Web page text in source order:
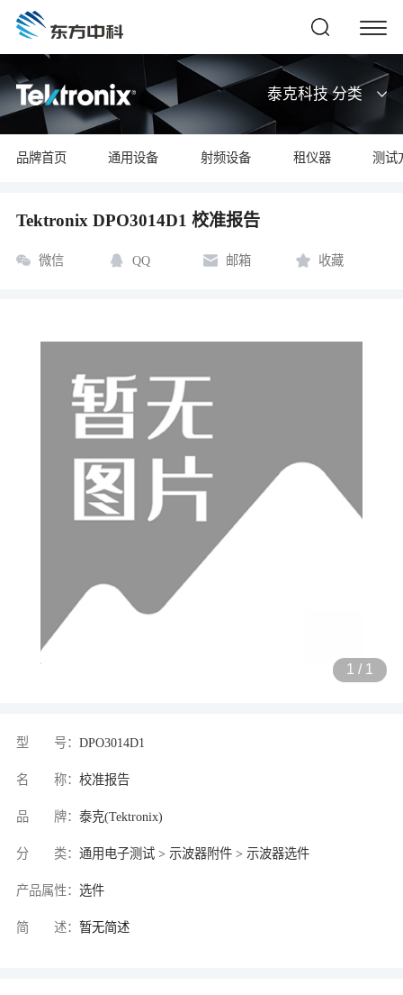
泰克科技 分类
品牌首页 通用设备 射频设备 租仪器 测试
Tektronix DPO3014D1 校准报告
微信 QQ 邮箱 收藏
1 / 1
型 号： DPO3014D1
名 称： 校准报告
品 牌： 泰克(Tektronix)
分 类： 通用电子测试 > 示波器附件 > 示波器选件
产品属性： 选件
简 述： 暂无简述